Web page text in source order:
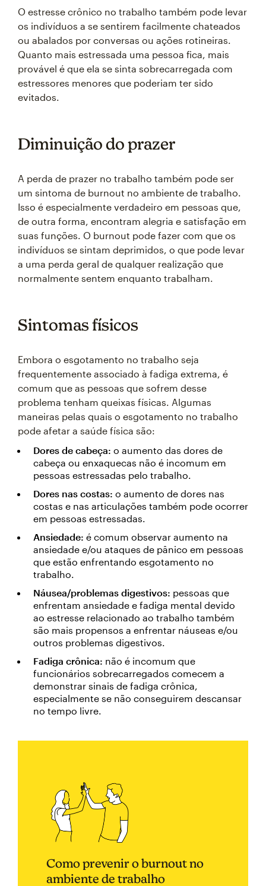
O estresse crônico no trabalho também pode levar
os indivíduos a se sentirem facilmente chateados
ou abalados por conversas ou ações rotineiras.
Quanto mais estressada uma pessoa fica, mais
provável é que ela se sinta sobrecarregada com
estressores menores que poderiam ter sido
evitados.
Diminuição do prazer
A perda de prazer no trabalho também pode ser
um sintoma de burnout no ambiente de trabalho.
Isso é especialmente verdadeiro em pessoas que,
de outra forma, encontram alegria e satisfação em
suas funções. O burnout pode fazer com que os
indivíduos se sintam deprimidos, o que pode levar
a uma perda geral de qualquer realização que
normalmente sentem enquanto trabalham.
Sintomas físicos
Embora o esgotamento no trabalho seja
frequentemente associado à fadiga extrema, é
comum que as pessoas que sofrem desse
problema tenham queixas físicas. Algumas
maneiras pelas quais o esgotamento no trabalho
pode afetar a saúde física são:
Dores de cabeça: o aumento das dores de
cabeça ou enxaquecas não é incomum em
pessoas estressadas pelo trabalho.
Dores nas costas: o aumento de dores nas
costas e nas articulações também pode ocorrer
em pessoas estressadas.
Ansiedade: é comum observar aumento na
ansiedade e/ou ataques de pânico em pessoas
que estão enfrentando esgotamento no
trabalho.
Náusea/problemas digestivos: pessoas que
enfrentam ansiedade e fadiga mental devido
ao estresse relacionado ao trabalho também
são mais propensos a enfrentar náuseas e/ou
outros problemas digestivos.
Fadiga crônica: não é incomum que
funcionários sobrecarregados comecem a
demonstrar sinais de fadiga crônica,
especialmente se não conseguirem descansar
no tempo livre.
Como prevenir o burnout no
ambiente de trabalho